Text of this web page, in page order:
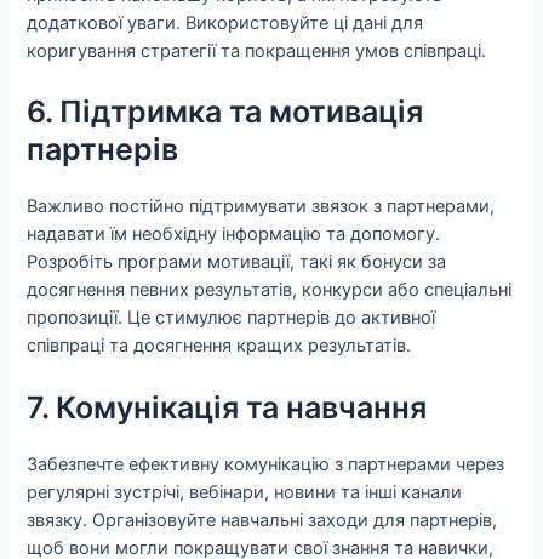
додаткової уваги. Використовуйте ці дані для
коригування стратегії та покращення умов співпраці.
6. Підтримка та мотивація
партнерів
Важливо постійно підтримувати звязок з партнерами,
надавати їм необхідну інформацію та допомогу.
Розробіть програми мотивації, такі як бонуси за
досягнення певних результатів, конкурси або спеціальні
пропозиції. Це стимулює партнерів до активної
співпраці та досягнення кращих результатів.
7. Комунікація та навчання
Забезпечте ефективну комунікацію з партнерами через
регулярні зустрічі, вебінари, новини та інші канали
звязку. Організовуйте навчальні заходи для партнерів,
щоб вони могли покращувати свої знання та навички,